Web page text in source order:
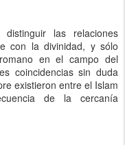
las relaciones
con la divinidad, y sólo
en el campo del
coincidencias sin duda
existieron entre el Islam
de la cercanía